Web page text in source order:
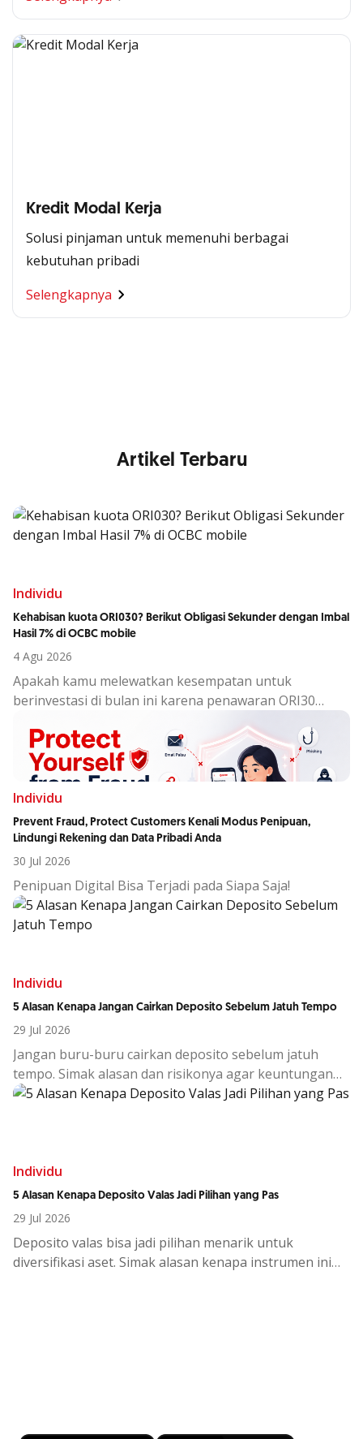
Kredit Modal Kerja
Solusi pinjaman untuk memenuhi berbagai
kebutuhan pribadi
Selengkapnya
Segala Kemudahan Ada
di Satu Genggaman
Artikel Terbaru
Individu
Kehabisan kuota ORI030? Berikut Obligasi Sekunder dengan Imbal
Hasil 7% di OCBC mobile
4 Agu 2026
Apakah kamu melewatkan kesempatan untuk
berinvestasi di bulan ini karena penawaran ORI30
Individu
Prevent Fraud, Protect Customers Kenali Modus Penipuan,
Lindungi Rekening dan Data Pribadi Anda
30 Jul 2026
Penipuan Digital Bisa Terjadi pada Siapa Saja!
Individu
5 Alasan Kenapa Jangan Cairkan Deposito Sebelum Jatuh Tempo
29 Jul 2026
Jangan buru-buru cairkan deposito sebelum jatuh
tempo. Simak alasan dan risikonya agar keuntungan
investasi tetap maksimal.
Individu
5 Alasan Kenapa Deposito Valas Jadi Pilihan yang Pas
29 Jul 2026
Deposito valas bisa jadi pilihan menarik untuk
diversifikasi aset. Simakalasan kenapa instrumen ini